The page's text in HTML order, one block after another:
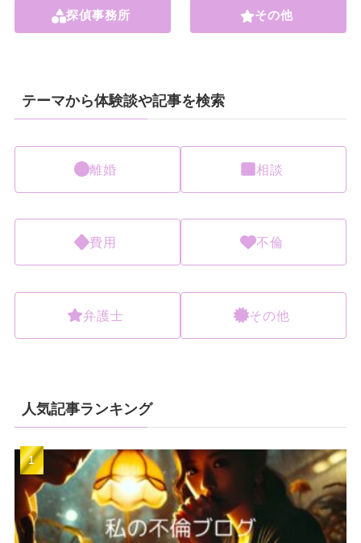
探偵事務所 その他
テーマから体験談や記事を検索
離婚 相談
費用 不倫
弁護士 その他
人気記事ランキング